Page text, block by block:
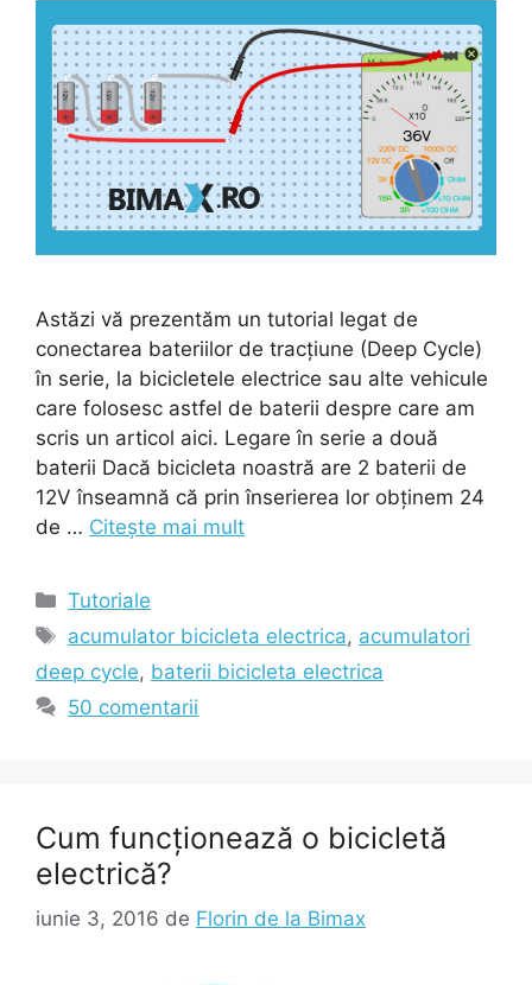
Astăzi vă prezentăm un tutorial legat de
conectarea bateriilor de tracțiune (Deep Cycle)
în serie, la bicicletele electrice sau alte vehicule
care folosesc astfel de baterii despre care am
scris un articol aici. Legare în serie a două
baterii Dacă bicicleta noastră are 2 baterii de
12V înseamnă că prin înserierea lor obținem 24
de … Citește mai mult
Categorii
Tutoriale
Etichete
acumulator bicicleta electrica, acumulatori
deep cycle, baterii bicicleta electrica
50 comentarii
Cum funcționează o bicicletă
electrică?
iunie 3, 2016 de Florin de la Bimax